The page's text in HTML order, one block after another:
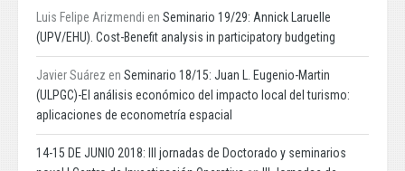
Luis Felipe Arizmendi en Seminario 19/29: Annick Laruelle
(UPV/EHU). Cost-Benefit analysis in participatory budgeting
Javier Suárez en Seminario 18/15: Juan L. Eugenio-Martin
(ULPGC)-El análisis económico del impacto local del turismo:
aplicaciones de econometría espacial
14-15 DE JUNIO 2018: III jornadas de Doctorado y seminarios